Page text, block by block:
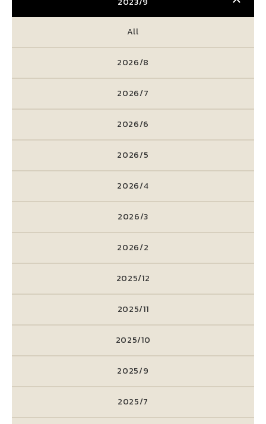
All
2026/8
2026/7
2026/6
2026/5
2026/4
2026/3
2026/2
2025/12
2025/11
2025/10
2025/9
2025/7